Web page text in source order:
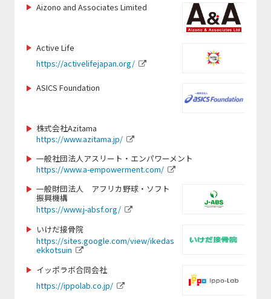
Aizono and Associates Limited
Active Life
https://activelifejapan.org/
ASICS Foundation
株式会社Azitama
https://www.azitama.jp/
一般社団法人アスリート・エンパワーメント
https://www.a-empowerment.com/
一般財団法人 アフリカ野球・ソフト
振興機構
https://www.j-absf.org/
いけだ接骨院
https://sites.google.com/view/ikedas
ekkotsuin
イッポラボ合同会社
https://ippolab.co.jp/
https://www.city.kamaishi.iwate.jp/
https://color-bath.jp/
https://thecultivator.jp/
https://www.frontale.co.jp/
https://footballcamp-cup.com/
https://www.globalbridge.plus/
https://xiborg.jp
https://www.city.sapporo.jp/
https://sanix.jp/
https://samasama.site/home/play-
for-sos-2/
https://shizuoka-parasports.jp/
https://www.city.shizuoka.lg.jp/
https://www.kcaa-jp.org/
https://team-adp.com/
https://www.tsuzukisports.com/
https://www.city.tsuruoka.lg.jp/
https://ticadgames.org/
https://palau-consulting-company.jimdosite.com/
https://gateway-hotel.co.jp/
https://www.city.narita.chiba.jp
https://www.city.nikaho.akita.jp
https://www.facebook.com/profile.php?
http://www.web-jpfa.jp
https://www.nipponbudokan.or.jp
http://www.jihf.or.jp
https://www.paranori.com/
https://www.samuraitrip07.com/home
-1
http://mie-pearls.com
https://www.ran-mei.com/
https://corp.mizuno.com/jp
https://www.doping-guardian.com/
https://mugenservice.co.jp/
https://www.andrew.ac.jp/
https://www.monkeymagic.or.jp
https://www.giants.jp/
https://www.lovefutbol-japan.org/
https://www.ritsumei.ac.jp/shs/